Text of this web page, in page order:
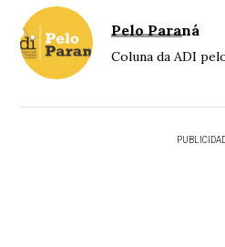
Pelo Paraná
Coluna da ADI